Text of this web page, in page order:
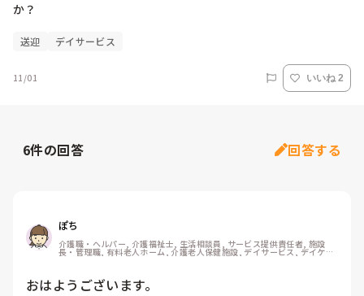
送迎 デイサービス
11/01 いいね 2
6件の回答 回答する
ぽち
介護職・ヘルパー, 介護福祉士, 生活相談員, サービス提供責任者, 施設
長・管理職, 有料老人ホーム, 介護老人保健施設, デイサービス, デイケ
ア・通所リハ, 訪問介護, 介護事務, ユニット型特養, 障害福祉関連, 小規
おはようございます。